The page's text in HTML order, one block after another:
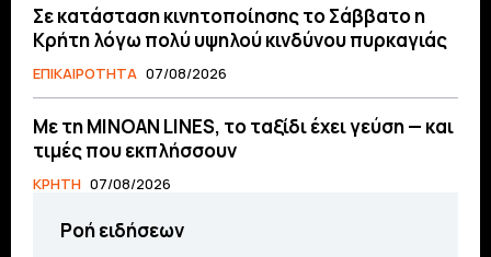
Σε κατάσταση κινητοποίησης το Σάββατο η
Κρήτη λόγω πολύ υψηλού κινδύνου πυρκαγιάς
ΕΠΙΚΑΙΡΟΤΗΤΑ 07/08/2026
Με τη MINOAN LINES, το ταξίδι έχει γεύση — και
τιμές που εκπλήσσουν
ΚΡΗΤΗ 07/08/2026
Ροή ειδήσεων